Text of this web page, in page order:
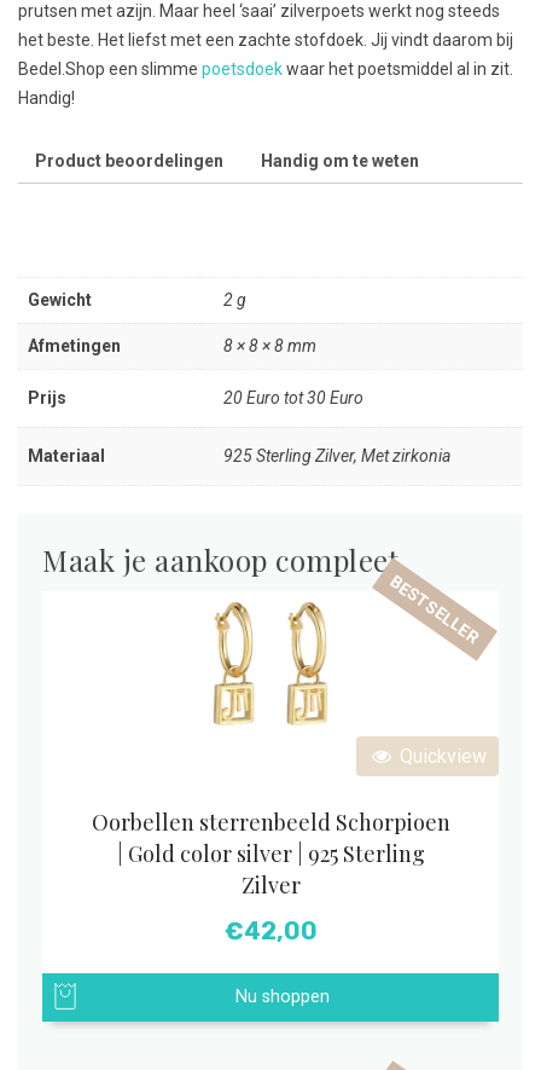
prutsen met azijn. Maar heel ‘saai’ zilverpoets werkt nog steeds
het beste. Het liefst met een zachte stofdoek. Jij vindt daarom bij
Bedel.Shop een slimme poetsdoekwaar het poetsmiddel al in zit.
Handig!
Product beoordelingen Handig om te weten
Gewicht 2 g
Afmetingen 8 × 8 × 8 mm
Prijs 20 Euro tot 30 Euro
Materiaal 925 Sterling Zilver, Met zirkonia
Maak je aankoop compleet
Quickview
BESTSELLER
Oorbellen sterrenbeeld Schorpioen
| Gold color silver | 925 Sterling
Zilver
€42,00
Nu shoppen